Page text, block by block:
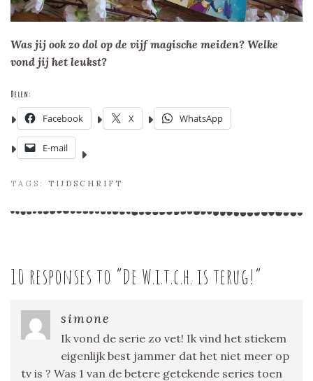
Was jij ook zo dol op de vijf magische meiden? Welke
vond jij het leukst?
Delen:
Facebook X WhatsApp
E-mail
TAGS: TIJDSCHRIFT
10 responses to “De W.i.t.c.h. is terug!”
simone
Ik vond de serie zo vet! Ik vind het stiekem
eigenlijk best jammer dat het niet meer op
tv is ? Was 1 van de betere getekende series toen